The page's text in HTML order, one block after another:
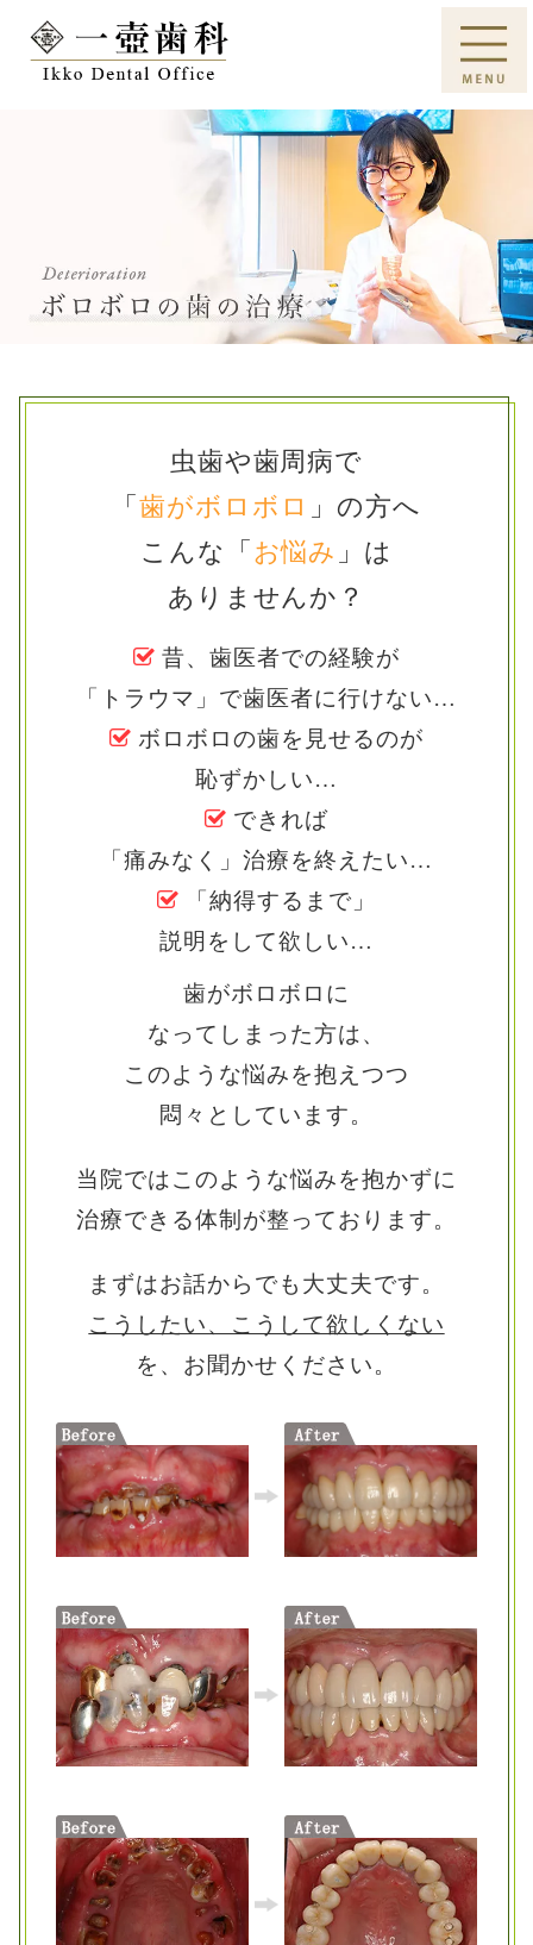
虫歯や歯周病で
「歯がボロボロ 」の方へ
こんな「 お悩み 」は
ありませんか？
昔、歯医者での経験が
「トラウマ」で歯医者に行けない…
ボロボロの歯を見せるのが
恥ずかしい…
できれば
「痛みなく」治療を終えたい…
「納得するまで」
説明をして欲しい…
歯がボロボロに
なってしまった方は、
このような悩みを抱えつつ
悶々としています。
当院ではこのような悩みを抱かずに
治療できる体制が整っております。
まずはお話からでも大丈夫です。
こうしたい、こうして欲しくない
を、お聞かせください。